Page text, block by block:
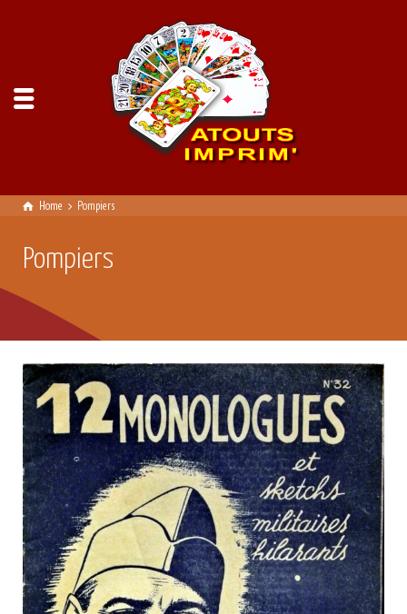
Home Pompiers
Pompiers